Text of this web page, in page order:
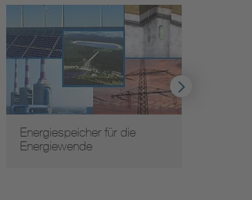
Energiespeicher für die
Energiewende